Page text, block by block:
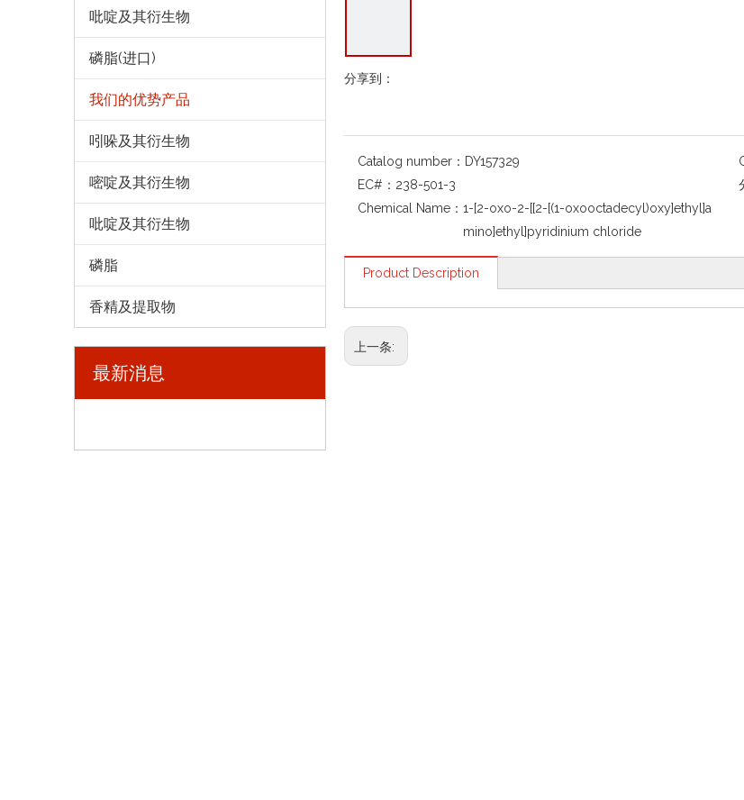
吡啶及其衍生物
磷脂(进口)
我们的优势产品
吲哚及其衍生物
嘧啶及其衍生物
吡啶及其衍生物
磷脂
香精及提取物
最新消息
分享到：
Catalog number： DY157329
EC#： 238-501-3
Chemical Name： 1-[2-oxo-2-[[2-[(1-oxooctadecyl)oxy]ethyl]a
mino]ethyl]pyridinium chloride
Product Description
上一条: